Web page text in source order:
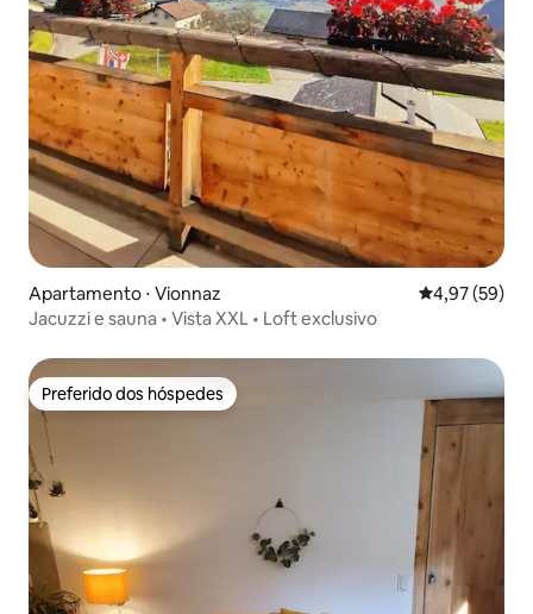
Apartamento ⋅ Vionnaz 4,97 de uma
4,97 (59)
Jacuzzi e sauna • Vista XXL • Loft exclusivo
Preferido dos hóspedes
Preferido dos hóspedes